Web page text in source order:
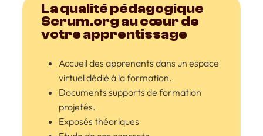
La qualité pédagogique
Scrum.org au cœur de
votre apprentissage
Accueil des apprenants dans un espace
virtuel dédié à la formation.
Documents supports de formation
projetés.
Exposés théoriques